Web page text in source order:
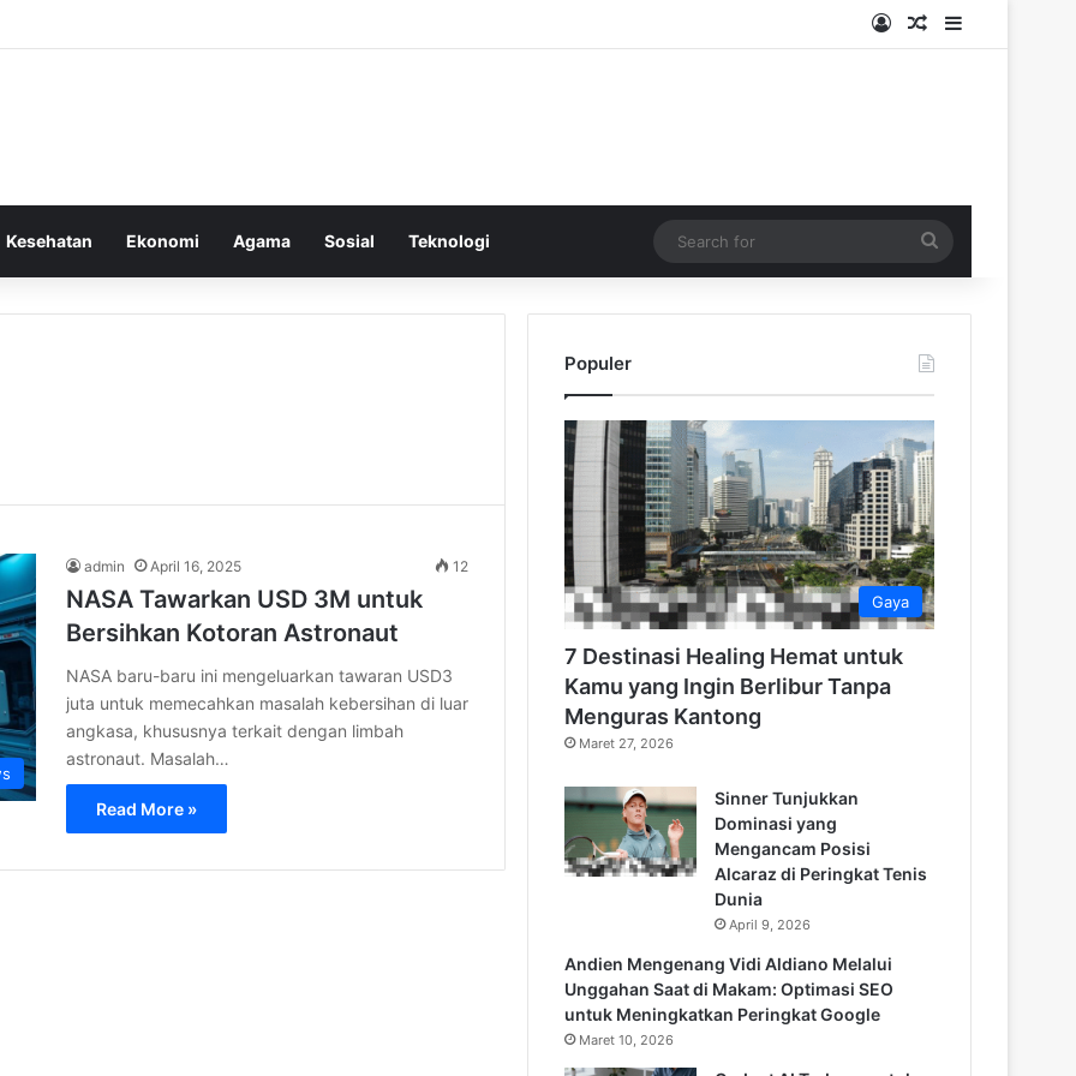
Log InRandom Article
Sidebar
Kesehatan Ekonomi Agama Sosial Teknologi
for
admin April 16, 2025 12
NASA Tawarkan USD 3M untuk
Bersihkan Kotoran Astronaut
NASA baru-baru ini mengeluarkan tawaran USD3
juta untuk memecahkan masalah kebersihan di luar
angkasa, khususnya terkait dengan limbah
astronaut. Masalah…
Read More »
Populer
Gaya
7 Destinasi Healing Hemat untuk
Kamu yang Ingin Berlibur Tanpa
Menguras Kantong
Maret 27, 2026
Sinner Tunjukkan
Dominasi yang
Mengancam Posisi
Alcaraz di Peringkat Tenis
Dunia
April 9, 2026
Andien Mengenang Vidi Aldiano Melalui
Unggahan Saat di Makam: Optimasi SEO
untuk Meningkatkan Peringkat Google
Maret 10, 2026